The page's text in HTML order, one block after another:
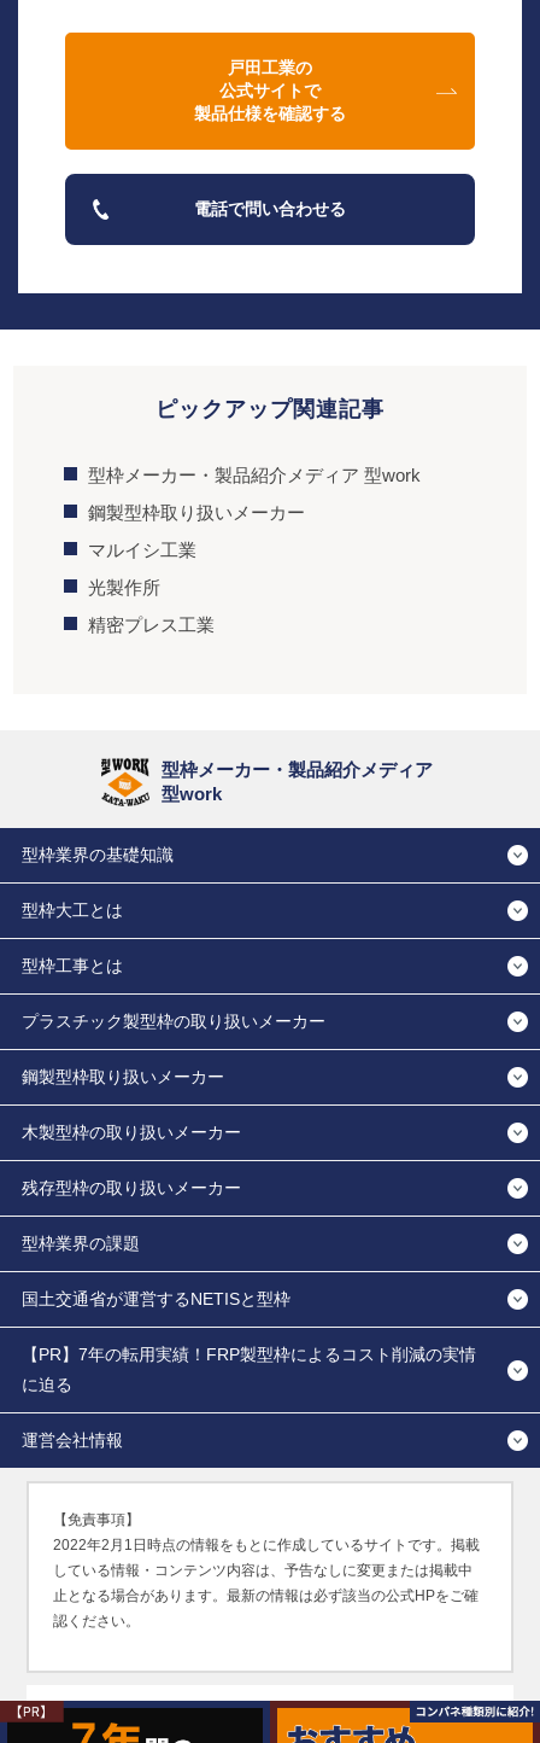
戸田工業の
公式サイトで
製品仕様を確認する
電話で問い合わせる
ピックアップ関連記事
型枠メーカー・製品紹介メディア 型work
鋼製型枠取り扱いメーカー
マルイシ工業
光製作所
精密プレス工業
型枠メーカー・製品紹介メディア
型work
型枠業界の基礎知識
型枠大工とは
型枠工事とは
プラスチック製型枠の取り扱いメーカー
鋼製型枠取り扱いメーカー
木製型枠の取り扱いメーカー
残存型枠の取り扱いメーカー
型枠業界の課題
国土交通省が運営するNETISと型枠
【PR】7年の転用実績！FRP製型枠によるコスト削減の実情
に迫る
運営会社情報
【免責事項】
2022年2月1日時点の情報をもとに作成しているサイトです。掲載
している情報・コンテンツ内容は、予告なしに変更または掲載中
止となる場合があります。最新の情報は必ず該当の公式HPをご確
認ください。
無断転用禁止（Unauthorized copying prohibited.）